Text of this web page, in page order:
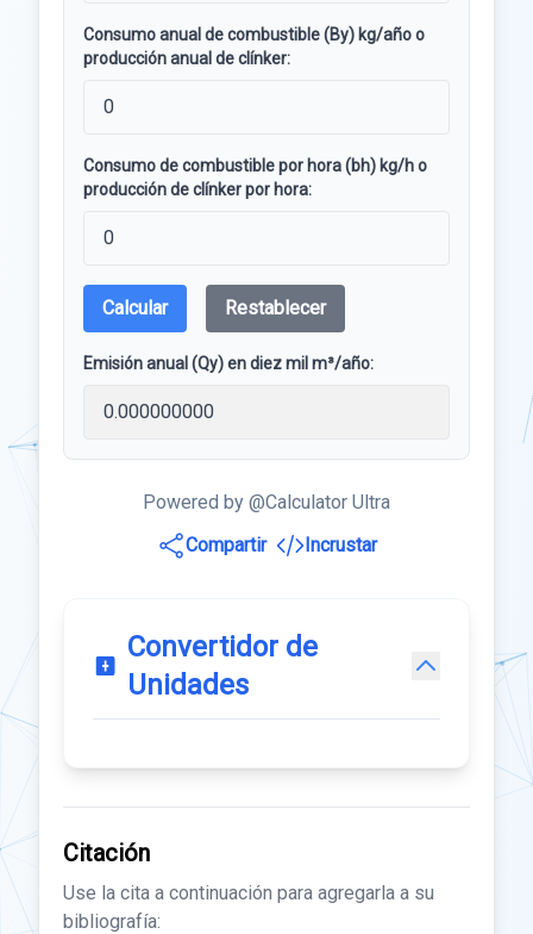
Consumo anual de combustible (By) kg/año o
producción anual de clínker:
Consumo de combustible por hora (bh) kg/h o
producción de clínker por hora:
Calcular Restablecer
Emisión anual (Qy) en diez mil m³/año:
Powered by @Calculator Ultra
Compartir
Incrustar
Convertidor de
Unidades
Citación
Use la cita a continuación para agregarla a su
bibliografía: